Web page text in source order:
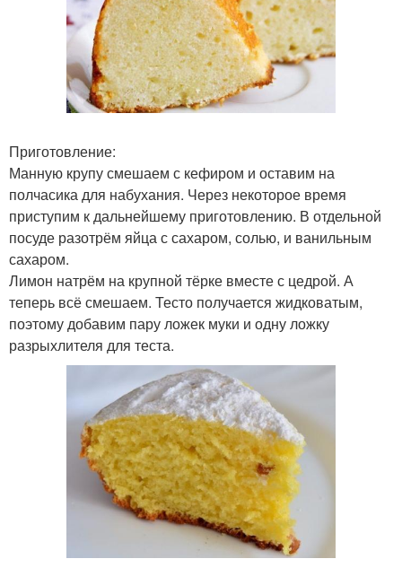
Приготовление:
Манную крупу смешаем с кефиром и оставим на
полчасика для набухания. Через некоторое время
приступим к дальнейшему приготовлению. В отдельной
посуде разотрём яйца с сахаром, солью, и ванильным
сахаром.
Лимон натрём на крупной тёрке вместе с цедрой. А
теперь всё смешаем. Тесто получается жидковатым,
поэтому добавим пару ложек муки и одну ложку
разрыхлителя для теста.